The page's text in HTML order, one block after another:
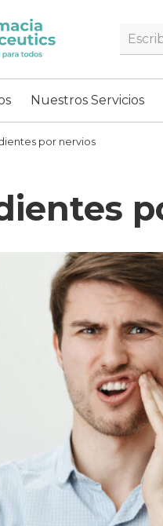
Nuestros Servicios
por nervios